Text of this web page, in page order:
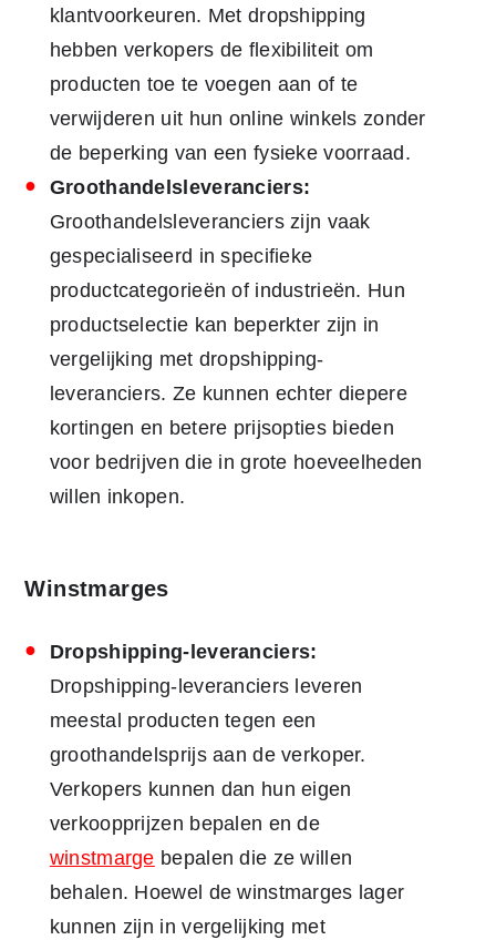
klantvoorkeuren. Met dropshipping
hebben verkopers de flexibiliteit om
producten toe te voegen aan of te
verwijderen uit hun online winkels zonder
de beperking van een fysieke voorraad.
Groothandelsleveranciers:
Groothandelsleveranciers zijn vaak
gespecialiseerd in specifieke
productcategorieën of industrieën. Hun
productselectie kan beperkter zijn in
vergelijking met dropshipping-
leveranciers. Ze kunnen echter diepere
kortingen en betere prijsopties bieden
voor bedrijven die in grote hoeveelheden
willen inkopen.
Winstmarges
Dropshipping-leveranciers:
Dropshipping-leveranciers leveren
meestal producten tegen een
groothandelsprijs aan de verkoper.
Verkopers kunnen dan hun eigen
verkoopprijzen bepalen en de
winstmarge bepalen die ze willen
behalen. Hoewel de winstmarges lager
kunnen zijn in vergelijking met